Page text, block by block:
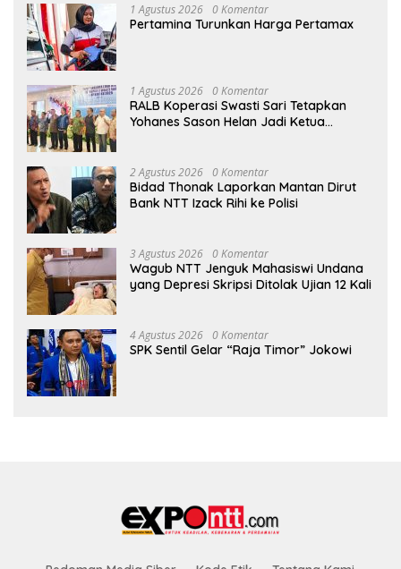
1 Agustus 2026 0 Komentar
Pertamina Turunkan Harga Pertamax
1 Agustus 2026 0 Komentar
RALB Koperasi Swasti Sari Tetapkan
Yohanes Sason Helan Jadi Ketua
2 Agustus 2026 0 Komentar
Bidad Thonak Laporkan Mantan Dirut
Bank NTT Izack Rihi ke Polisi
3 Agustus 2026 0 Komentar
Wagub NTT Jenguk Mahasiswi Undana
yang Depresi Skripsi Ditolak Ujian 12 Kali
4 Agustus 2026 0 Komentar
SPK Sentil Gelar “Raja Timor” Jokowi